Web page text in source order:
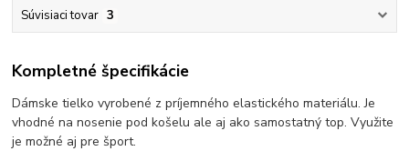
Súvisiaci tovar 3
Kompletné špecifikácie
Dámske tielko vyrobené z príjemného elastického materiálu. Je
vhodné na nosenie pod košelu ale aj ako samostatný top. Využite
je možné aj pre šport.